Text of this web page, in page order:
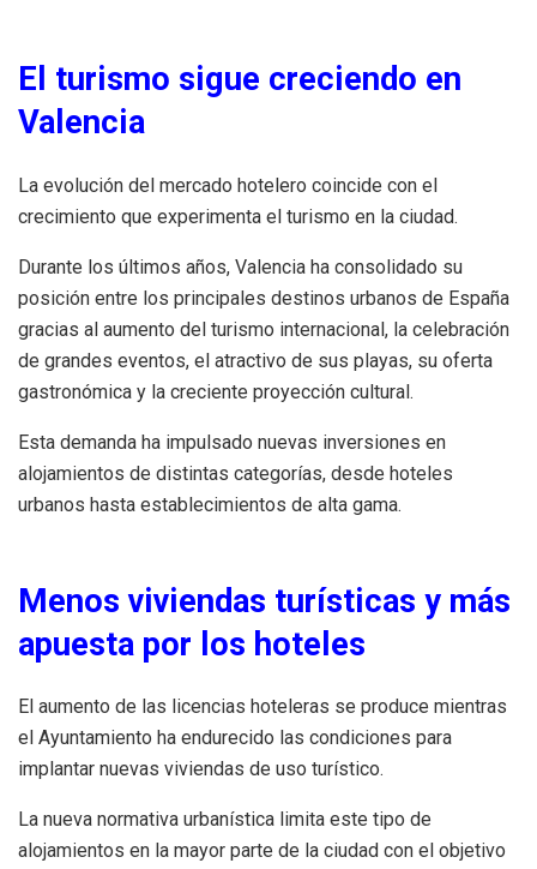
El turismo sigue creciendo en
Valencia
La evolución del mercado hotelero coincide con el
crecimiento que experimenta el turismo en la ciudad.
Durante los últimos años, Valencia ha consolidado su
posición entre los principales destinos urbanos de España
gracias al aumento del turismo internacional, la celebración
de grandes eventos, el atractivo de sus playas, su oferta
gastronómica y la creciente proyección cultural.
Esta demanda ha impulsado nuevas inversiones en
alojamientos de distintas categorías, desde hoteles
urbanos hasta establecimientos de alta gama.
Menos viviendas turísticas y más
apuesta por los hoteles
El aumento de las licencias hoteleras se produce mientras
el Ayuntamiento ha endurecido las condiciones para
implantar nuevas viviendas de uso turístico.
La nueva normativa urbanística limita este tipo de
alojamientos en la mayor parte de la ciudad con el objetivo